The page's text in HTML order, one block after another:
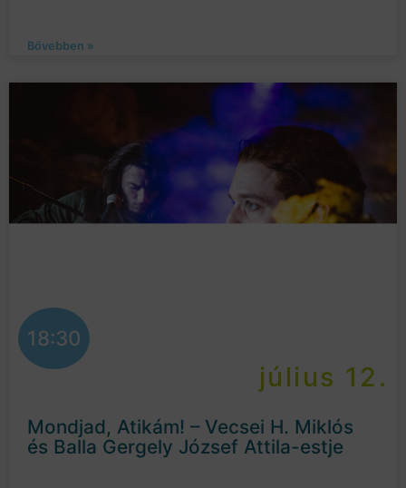
Bővebben »
18:30
július 12.
Mondjad, Atikám! – Vecsei H. Miklós
és Balla Gergely József Attila-estje